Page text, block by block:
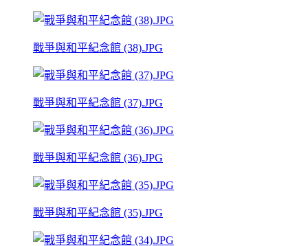
戰爭與和平紀念館 (38).JPG
戰爭與和平紀念館 (37).JPG
戰爭與和平紀念館 (36).JPG
戰爭與和平紀念館 (35).JPG